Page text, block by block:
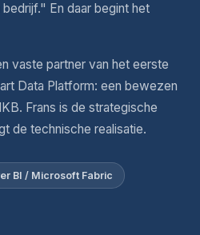
En daar begint het
vaste partner van het eerste
Data Platform: een bewezen
Frans is de strategische
de technische realisatie.
BI / Microsoft Fabric